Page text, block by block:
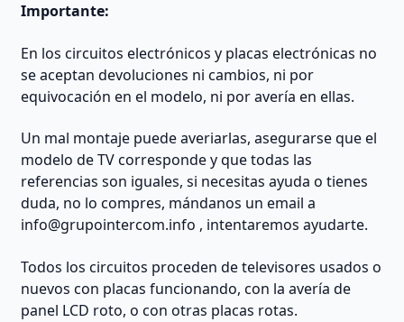
Importante:
En los circuitos electrónicos y placas electrónicas no
se aceptan devoluciones ni cambios, ni por
equivocación en el modelo, ni por avería en ellas.
Un mal montaje puede averiarlas, asegurarse que el
modelo de TV corresponde y que todas las
referencias son iguales, si necesitas ayuda o tienes
duda, no lo compres, mándanos un email a
info@grupointercom.info , intentaremos ayudarte.
Todos los circuitos proceden de televisores usados o
nuevos con placas funcionando, con la avería de
panel LCD roto, o con otras placas rotas.